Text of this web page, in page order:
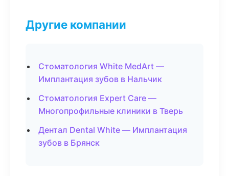
Другие компании
Стоматология White MedArt —
Имплантация зубов в Нальчик
Стоматология Expert Care —
Многопрофильные клиники в Тверь
Дентал Dental White — Имплантация
зубов в Брянск